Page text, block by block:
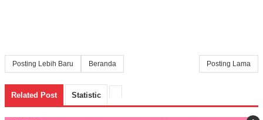
Posting Lebih Baru Posting Lama
Beranda
Related Post Statistic